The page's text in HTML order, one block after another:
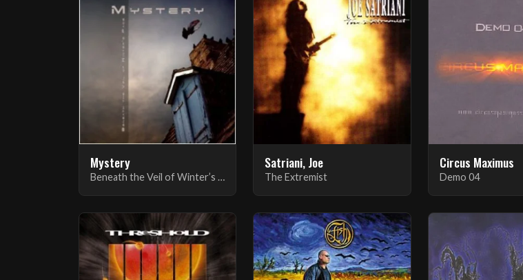
Mystery
Beneath the Veil of Winter’s Face
Satriani, Joe
The Extremist
Circus Maximus
Demo 04